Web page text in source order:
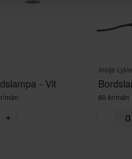
- Vit
mån
Ateljé
60 kr/mån